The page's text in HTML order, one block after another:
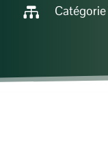
 Catégorie